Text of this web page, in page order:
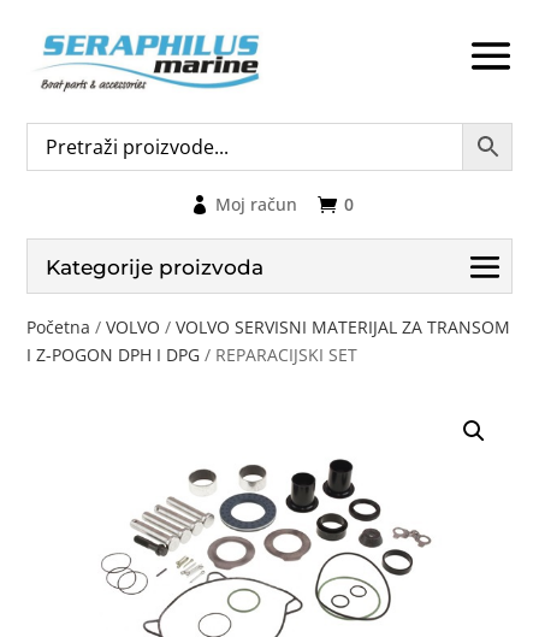
0
Moj račun
Kategorije proizvoda
Početna /VOLVO /VOLVO SERVISNI MATERIJAL ZA TRANSOM
I Z-POGON DPH I DPG / REPARACIJSKI SET